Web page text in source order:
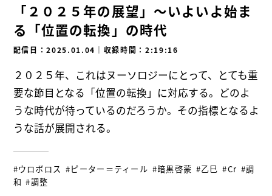
「２０２５年の展望」～いよいよ始ま
る「位置の転換」の時代
配信日：2025.01.04 ｜ 収録時間：2:19:16
２０２５年、これはヌーソロジーにとって、とても重
要な節目となる「位置の転換」に対応する。どのよ
うな時代が待っているのだろうか。その指標となるよ
うな話が展開される。
#ウロボロス #ピーター＝ティール #暗黒啓蒙 #乙巳 #Cr #調
和 #調整